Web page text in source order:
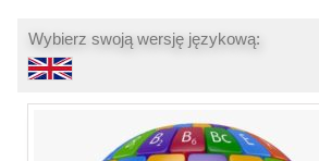
Wybierz swoją wersję językową: